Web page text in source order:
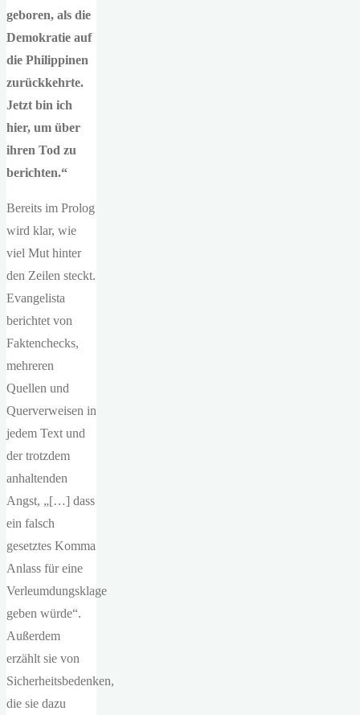
geboren, als die
Demokratie auf
die Philippinen
zurückkehrte.
Jetzt bin ich
hier, um über
ihren Tod zu
berichten.“
Bereits im Prolog
wird klar, wie
viel Mut hinter
den Zeilen steckt.
Evangelista
berichtet von
Faktenchecks,
mehreren
Quellen und
Querverweisen in
jedem Text und
der trotzdem
anhaltenden
Angst, „[…] dass
ein falsch
gesetztes Komma
Anlass für eine
Verleumdungsklage
geben würde“.
Außerdem
erzählt sie von
Sicherheitsbedenken,
die sie dazu